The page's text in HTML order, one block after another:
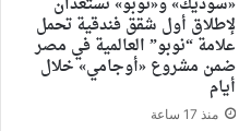
لإطلاق أول شقق فندقية تحمل
علامة “نوبو” العالمية في مصر
ضمن مشروع «أوجامي» خلال
أيام
منذ 17 ساعة